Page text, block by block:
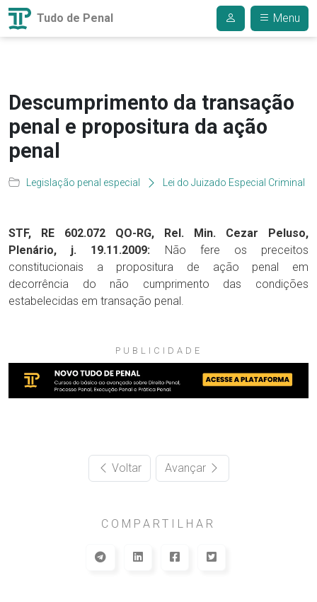
Tudo de Penal Menu
Descumprimento da transação
penal e propositura da ação
penal
Legislação penal especial Lei do Juizado Especial Criminal
STF, RE 602.072 QO-RG, Rel. Min. Cezar Peluso,
Plenário, j. 19.11.2009: Não fere os preceitos
constitucionais a propositura de ação penal em
decorrência do não cumprimento das condições
estabelecidas em transação penal.
PUBLICIDADE
Voltar Avançar
COMPARTILHAR